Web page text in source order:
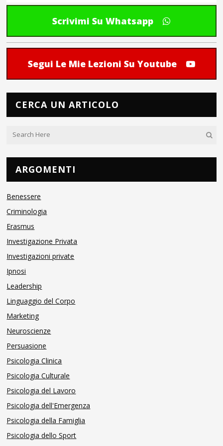
Scrivimi Su Whatsapp
Segui Le Mie Lezioni Su Youtube
CERCA UN ARTICOLO
ARGOMENTI
Benessere
Criminologia
Erasmus
Investigazione Privata
Investigazioni private
Ipnosi
Leadership
Linguaggio del Corpo
Marketing
Neuroscienze
Persuasione
Psicologia Clinica
Psicologia Culturale
Psicologia del Lavoro
Psicologia dell'Emergenza
Psicologia della Famiglia
Psicologia dello Sport